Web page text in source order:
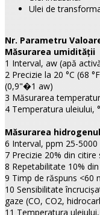
Ulei de
Nr. Parametru
Măsurarea umidităţii
1 Interval, aw (apă
2 Precizie la 20 °C (68
(0,9"�1 aw)
3 Măsurarea
4 Temperatura uleiului,
Măsurarea
6 Interval, ppm 25-5000
7 Precizie 20% din citire
8 Repetabilitate 10%
9 Timp de răspuns <60
10 Sensibilitate
gaze (CO, CO2,
11 Temperatura